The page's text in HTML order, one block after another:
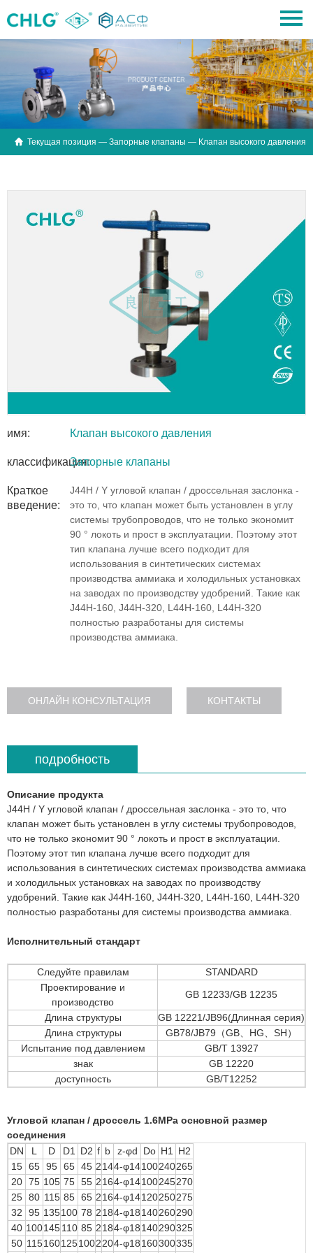
 Текущая позиция — Запорные клапаны — Клапан высокого давления
имя: Клапан высокого давления
классификация:Запорные клапаны
Краткое
введение:
J44H / Y угловой клапан / дроссельная заслонка -
это то, что клапан может быть установлен в углу
системы трубопроводов, что не только экономит
90 ° локоть и прост в эксплуатации. Поэтому этот
тип клапана лучше всего подходит для
использования в синтетических системах
производства аммиака и холодильных установках
на заводах по производству удобрений. Такие как
J44H-160, J44H-320, L44H-160, L44H-320
полностью разработаны для системы
производства аммиака.
ОНЛАЙН КОНСУЛЬТАЦИЯ КОНТАКТЫ
подробность
Описание продукта
J44H / Y угловой клапан / дроссельная заслонка - это то, что
клапан может быть установлен в углу системы трубопроводов,
что не только экономит 90 ° локоть и прост в эксплуатации.
Поэтому этот тип клапана лучше всего подходит для
использования в синтетических системах производства аммиака
и холодильных установках на заводах по производству
удобрений. Такие как J44H-160, J44H-320, L44H-160, L44H-320
полностью разработаны для системы производства аммиака.
Исполнительный стандарт
Следуйте правилам
STANDARD
Проектирование и
производство
GB 12233/GB 12235
Длина структуры
GB 12221/JB96(Длинная серия)
Длина структуры
GB78/JB79（GB、HG、SH）
Испытание под давлением
GB/T 13927
знак
GB 12220
доступность
GB/T12252
Угловой клапан / дроссель 1.6MPa основной размер
соединения
DN
L D D1 D2 f b z-φd Do H1
H2
15 65 95 65 45 2144-φ14100240265
20 75 105 75 55 2164-φ14100245270
25 80 115 85 65 2164-φ14120250275
32
95 135100 78 2184-φ18140260290
40 100145110 85 2184-φ18140290325
50 1151601251002204-φ18160300335